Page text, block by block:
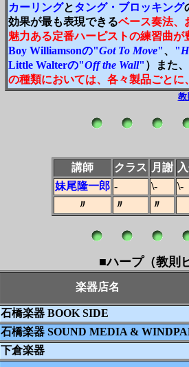
カーリングとタング・ブロッキング
効果が最も表現できるベース奏法、
魅力ある定番ハーピストの練習曲が
Boy Williamsonの"Got To Move"、 "
Little Walterの"Off the Wall" ）また
の種類においては、各々製品ごと
教
講師 クラス 月謝
妹尾隆一郎 - \-
\-
〃
〃 〃
■ハープ（教則
楽器店名
石橋楽器 BOOK SIDE
石橋楽器 SOUND MEDIA &
下倉楽器